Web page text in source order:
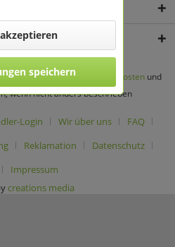
und Versandkostenund
wenn nicht anders beschrieben
Login Wir über uns
FAQ
Reklamation
Datenschutz
Impressum
creations media
speichern